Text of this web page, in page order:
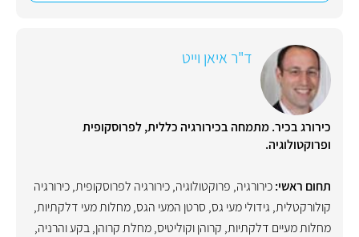
ד"ר איאן וייט
כירורג בכיר. מתמחה בכירורגיה כללית, לפרוסקופית
ופרוקטולוגיה.
תחום ראשי:כירורגיה, פרוקטולוגיה,כירורגיה לפרוסקופית,כירורגיה
קולורקטלית, גידולי מעי גס, סרטן המעי הגס,מחלות מעי דלקתיות,
מחלות מעיים דלקתיות, קרוהן וקוליטיס,מחלת קרוהן,בקע והרניה,